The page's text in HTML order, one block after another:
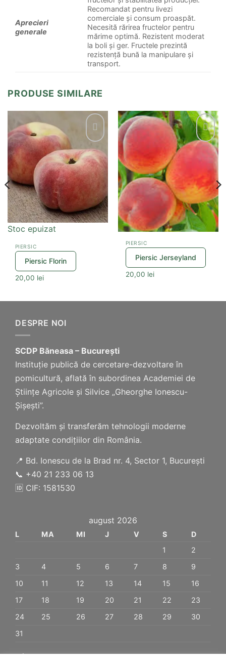
Aprecieri
generale
Recomandat pentru livezi
comerciale și consum proaspăt.
Necesită rărirea fructelor pentru
mărime optimă. Rezistent moderat
la boli și ger. Fructele prezintă
rezistență bună la manipulare și
transport.
PRODUSE SIMILARE
Stoc epuizat
PIERSIC
Piersic Florin
20,00 lei
PIERSIC
Piersic Jerseyland
20,00 lei
DESPRE NOI
SCDP Băneasa – București
Instituție publică de cercetare-dezvoltare în
pomicultură, aflată în subordinea Academiei de
Științe Agricole și Silvice „Gheorghe Ionescu-
Șișești”.
Dezvoltăm și transferăm tehnologii moderne
adaptate condițiilor din România.
📍 Bd. Ionescu de la Brad nr. 4, Sector 1, București
📞 +40 21 233 06 13
🆔 CIF: 1581530
august 2026
L MA MI J V S
D
1
2
3
4 5 6 7 8
9
10
11 12 13 14 15
16
17
18 19 20 21 22
23
24
25 26 27 28 29
30
31
« ian.